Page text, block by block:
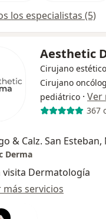
los especialistas (5)
Aesthetic
Cirujano
Cirujano
pediátrico · Ver
367
Derma
visita Dermatología
servicios